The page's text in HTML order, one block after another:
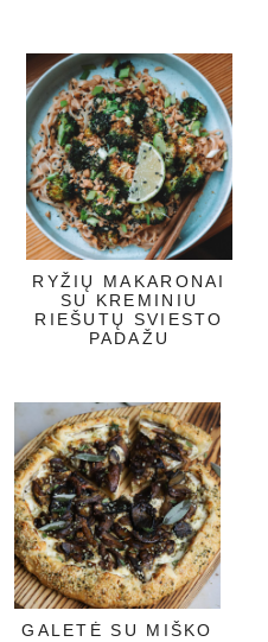
RYŽIŲ MAKARONAI
SU KREMINIU
RIEŠUTŲ SVIESTO
PADAŽU
GALETĖ SU MIŠKO